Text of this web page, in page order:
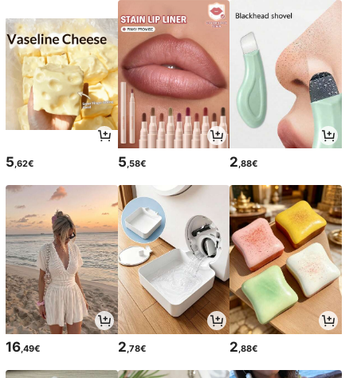
5 ,62€ 5 ,58€ 2 ,88€
16,49€ 2,78€ 2,88€